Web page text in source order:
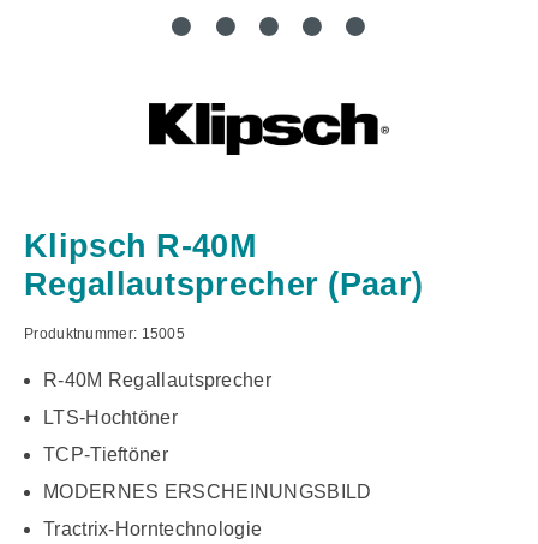
Klipsch R-40M
Regallautsprecher (Paar)
Produktnummer: 15005
R-40M Regallautsprecher
LTS-Hochtöner
TCP-Tieftöner
MODERNES ERSCHEINUNGSBILD
Tractrix-Horntechnologie